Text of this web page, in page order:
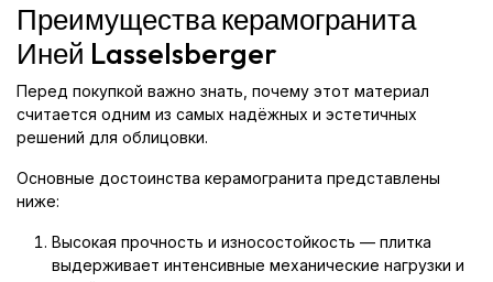
Преимущества керамогранита
Иней Lasselsberger
Перед покупкой важно знать, почему этот материал
считается одним из самых надёжных и эстетичных
решений для облицовки.
Основные достоинства керамогранита представлены
ниже:
Высокая прочность и износостойкость — плитка
выдерживает интенсивные механические нагрузки и